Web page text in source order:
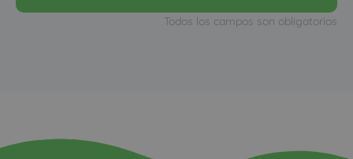
Todos los campos son obligatorios